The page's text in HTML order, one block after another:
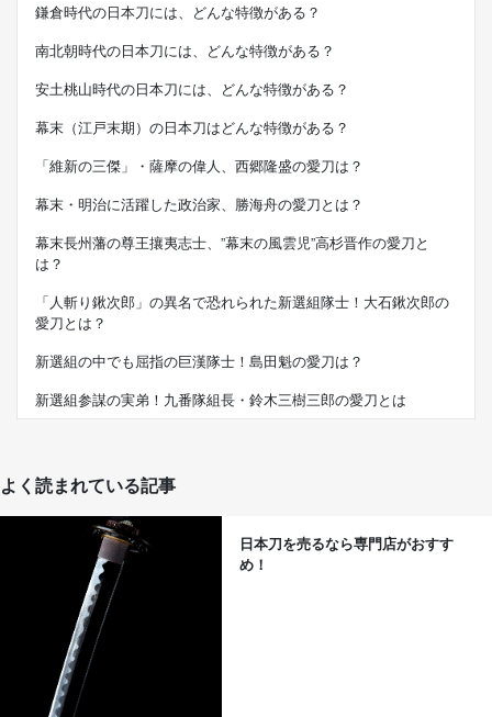
鎌倉時代の日本刀には、どんな特徴がある？
南北朝時代の日本刀には、どんな特徴がある？
安土桃山時代の日本刀には、どんな特徴がある？
幕末（江戸末期）の日本刀はどんな特徴がある？
「維新の三傑」・薩摩の偉人、西郷隆盛の愛刀は？
幕末・明治に活躍した政治家、勝海舟の愛刀とは？
幕末長州藩の尊王攘夷志士、”幕末の風雲児”高杉晋作の愛刀と
は？
「人斬り鍬次郎」の異名で恐れられた新選組隊士！大石鍬次郎の
愛刀とは？
新選組の中でも屈指の巨漢隊士！島田魁の愛刀は？
新選組参謀の実弟！九番隊組長・鈴木三樹三郎の愛刀とは
よく読まれている記事
日本刀を売るなら専門店がおすす
め！